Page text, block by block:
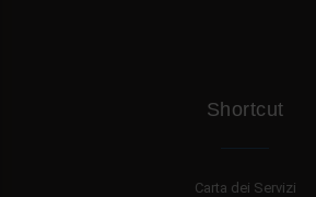
Shortcut
Carta dei Servizi